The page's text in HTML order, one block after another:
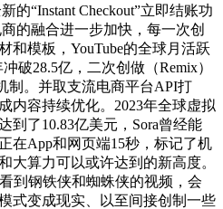
的“Instant Checkout”立即结账功
的融合进一步加快，每一次创
和模板，YouTube的全球月活跃
破28.5亿，二次创做（Remix）
制。并取支流电商平台API打
内容持续优化。2023年全球虚拟
到了10.83亿美元，Sora曾经能
在App和网页端15秒，标记了机
大算力可以或许达到的新高度。
到钢铁侠和蜘蛛侠的视频，会
式变成现实、以至间接创制一些